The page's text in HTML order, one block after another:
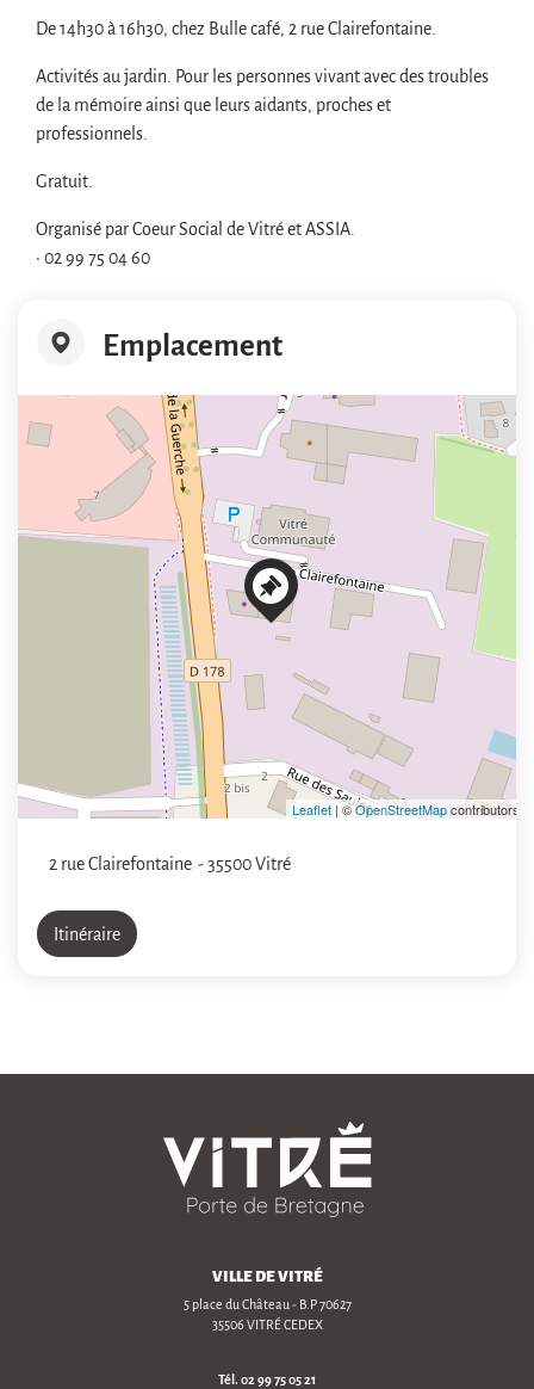
De 14h30 à 16h30, chez Bulle café, 2 rue Clairefontaine.
Activités au jardin. Pour les personnes vivant avec des troubles
de la mémoire ainsi que leurs aidants, proches et
professionnels.
Gratuit.
Organisé par Coeur Social de Vitré et ASSIA.
• 02 99 75 04 60
Emplacement
+
Leaflet | ©OpenStreetMapcontributors
2 rue Clairefontaine - 35500 Vitré
Itinéraire
VILLE DE VITRÉ
5 place du Château - B.P 70627
35506 VITRÉ CEDEX
Tél.02 99 75 05 21